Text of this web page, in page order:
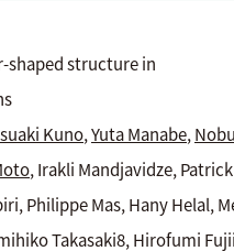
shaped structure in
Kuno,Yuta Manabe,
, Irakli Mandjavidze,
Philippe Mas, Hany Helal,
Takasaki8, Hirofumi